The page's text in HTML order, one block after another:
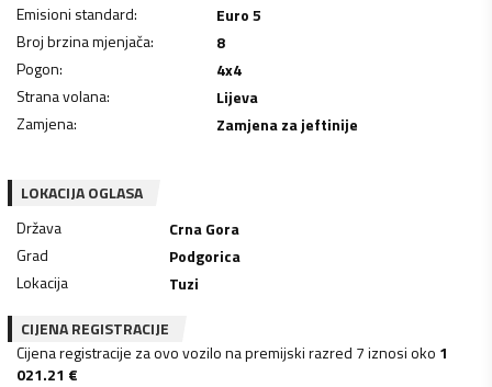
Emisioni standard:
Euro 5
Broj brzina mjenjača:
8
Pogon:
4x4
Strana volana:
Lijeva
Zamjena: Zamjena za jeftinije
LOKACIJA OGLASA
Država
Crna Gora
Grad
Podgorica
Lokacija
Tuzi
CIJENA REGISTRACIJE
Cijena registracije za ovo vozilo na premijski razred 7 iznosi oko 1
021.21 €